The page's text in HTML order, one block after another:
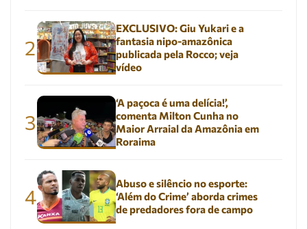
2
EXCLUSIVO: Giu Yukari e a
fantasia nipo-amazônica
publicada pela Rocco; veja
vídeo
3
‘A paçoca é uma delícia!’,
comenta Milton Cunha no
Maior Arraial da Amazônia em
Roraima
4
Abuso e silêncio no esporte:
‘Além do Crime’ aborda crimes
de predadores fora de campo